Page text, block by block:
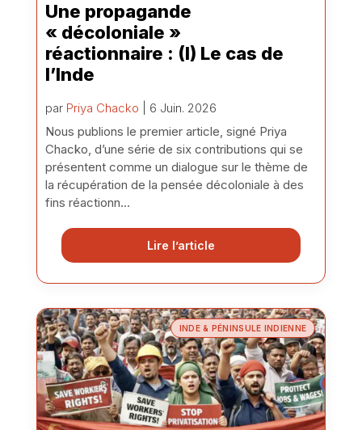
Une propagande
« décoloniale »
réactionnaire : (I) Le cas de
l’Inde
par Priya Chacko | 6 Juin. 2026
Nous publions le premier article, signé Priya
Chacko, d’une série de six contributions qui se
présentent comme un dialogue sur le thème de
la récupération de la pensée décoloniale à des
fins réactionn...
Lire l’article
INDE & PÉNINSULE INDIENNE